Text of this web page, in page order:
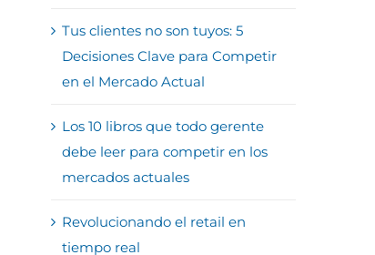
Tus clientes no son tuyos: 5
Decisiones Clave para Competir
en el Mercado Actual
Los 10 libros que todo gerente
debe leer para competir en los
mercados actuales
Revolucionando el retail en
tiempo real